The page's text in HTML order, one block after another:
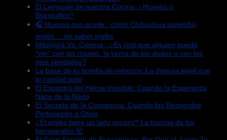
El Lenguaje de nuestra Cocina: ¿Huevos o
Blanquillos?
🎧 Huevos con aceite : cómo Chihuahua aprendió
inglés… sin saber inglés
Mitología Vs. Ciencia : ¿Es real que alguien pueda
“ver” con las manos, la yema de los dedos o con los
ojos vendados?
La base de tu botella de refresco: La disputa legal que
lo cambió todo
El Espectro del Héroe Invisible: Cuando la Esperanza
Nace de la Nada
El Secreto de la Conciencia: Cuando los Recuerdos
Pertenecen a Otros
¿El inglés tiene un lado oscuro? La trampa de los
homógrafos 🤯